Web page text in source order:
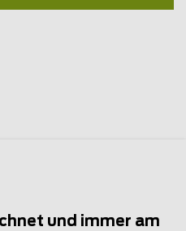
und immer am